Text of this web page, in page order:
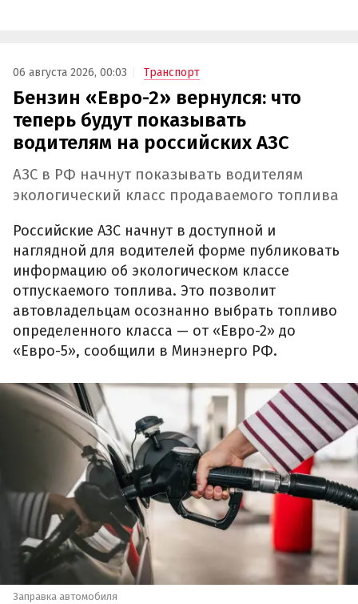
06 августа 2026, 00:03 Транспорт
Бензин «Евро-2» вернулся: что
теперь будут показывать
водителям на российских АЗС
АЗС в РФ начнут показывать водителям
экологический класс продаваемого топлива
Российские АЗС начнут в доступной и
наглядной для водителей форме публиковать
информацию об экологическом классе
отпускаемого топлива. Это позволит
автовладельцам осознанно выбрать топливо
определенного класса — от «Евро-2» до
«Евро-5», сообщили в Минэнерго РФ.
Заправка автомобиля